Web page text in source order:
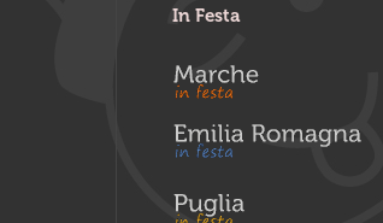
In Festa